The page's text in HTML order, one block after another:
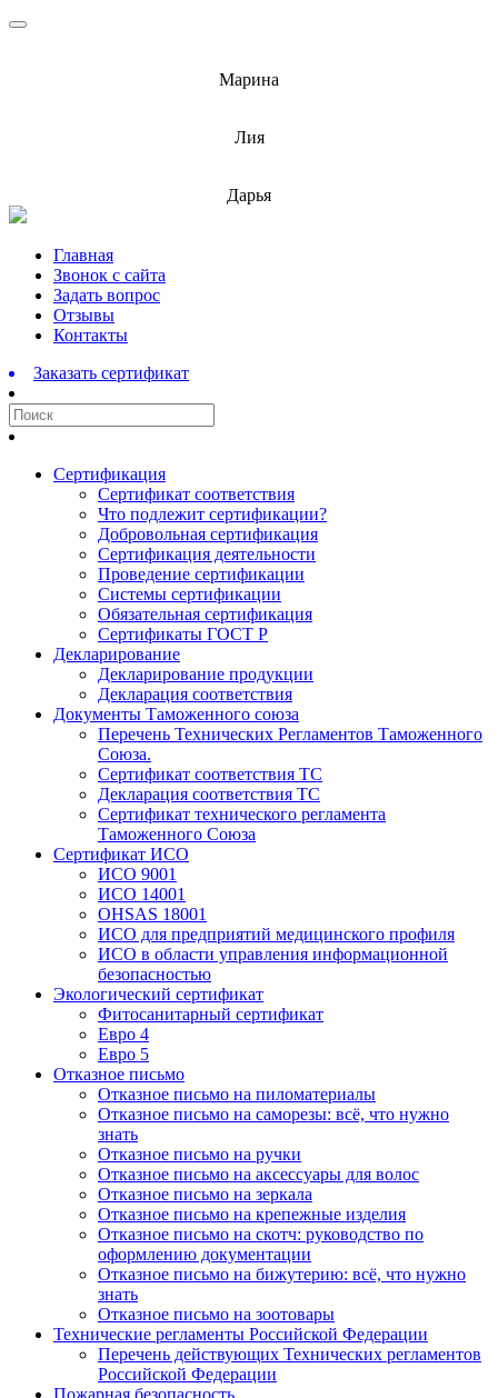
Марина
Лия
Дарья
Перейти
содержимому
Главная
Звонок с сайта
Задать вопрос
Отзывы
Контакты
Заказать сертификат
Сертификация
Сертификат соответствия
Что подлежит сертификации?
Добровольная сертификация
Сертификация деятельности
Проведение сертификации
Системы сертификации
Обязательная сертификация
Сертификаты ГОСТ Р
Декларирование
Декларирование продукции
Декларация соответствия
Документы Таможенного союза
Перечень Технических Регламентов Таможенного
Союза.
Сертификат соответствия ТС
Декларация соответствия ТС
Сертификат технического регламента
Таможенного Союза
Сертификат ИСО
ИСО 9001
ИСО 14001
OHSAS 18001
ИСО для предприятий медицинского профиля
ИСО в области управления информационной
безопасностью
Экологический сертификат
Фитосанитарный сертификат
Евро 4
Евро 5
Отказное письмо
Отказное письмо на пиломатериалы
Отказное письмо на саморезы: всё, что нужно
знать
Отказное письмо на ручки
Отказное письмо на аксессуары для волос
Отказное письмо на зеркала
Отказное письмо на крепежные изделия
Отказное письмо на скотч: руководство по
оформлению документации
Отказное письмо на бижутерию: всё, что нужно
знать
Отказное письмо на зоотовары
Технические регламенты Российской Федерации
Перечень действующих Технических регламентов
Российской Федерации